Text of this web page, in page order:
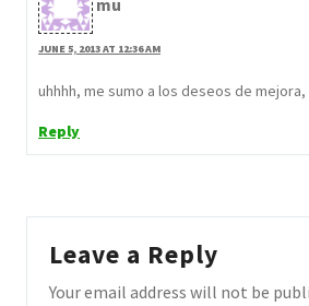
JUNE 5, 2013 AT 12:36 AM
uhhhh, me sumo a los deseos de mejora,
Reply
Leave a Reply
Your email address will not be